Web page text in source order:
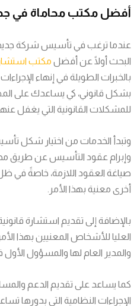
أفضل مكتب محاماة في
عندما ترغب في تأسيس شركة
البحث أولًا عن أفضل مكتب
بالخبرات الطويلة في إنهاء
بشكل قانوني، كي يساعدك على
للمشكلات القانونية التي يغفل
وتبدأ الخدمات من اختيار شكل
وإبرام عقود التأسيس عن طريق
صياغة العقود اللازمة، خاصةً في
أخرى معنية بهذا الأمر.
بالإضافة إلى تقديم استشارة
العليا للأشخاص المعنيين بهذا
والمدير العام لها والمسؤول الأول
كما يساعد على تقديم الدعم
الإجراءات النظامية التي بدورها